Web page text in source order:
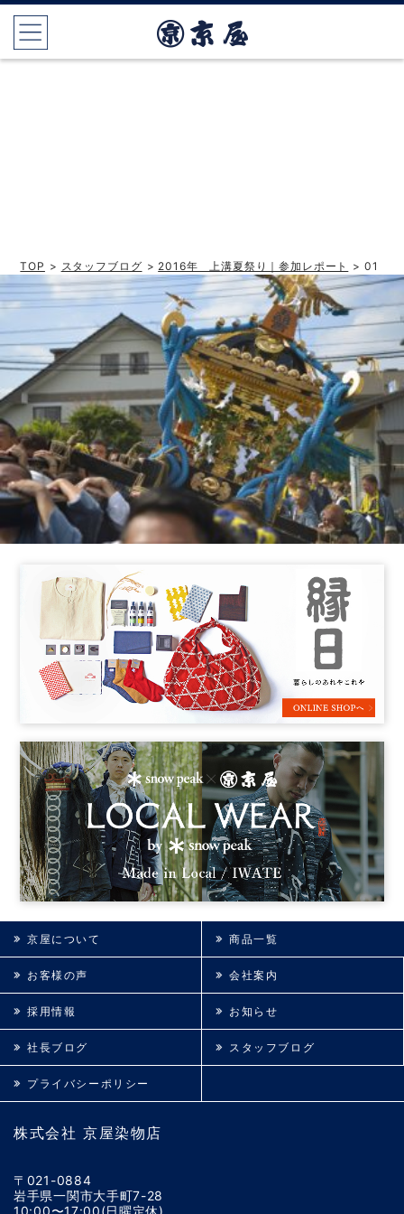
TOP > スタッフブログ > 2016年 上溝夏祭り｜参加レポート > 01
株式会社 京屋染物店
〒021-0884
岩手県一関市大手町7-28
10:00〜17:00(日曜定休)
京屋について 商品一覧
お客様の声 会社案内
採用情報 お知らせ
社長ブログ スタッフブログ
プライバシーポリシー